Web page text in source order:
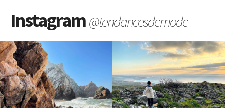
Instagram@tendancesdemode